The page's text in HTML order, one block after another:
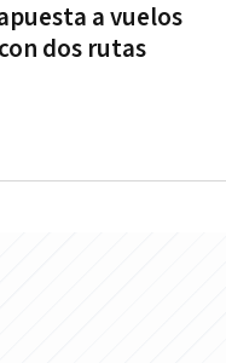
a vuelos
dos rutas